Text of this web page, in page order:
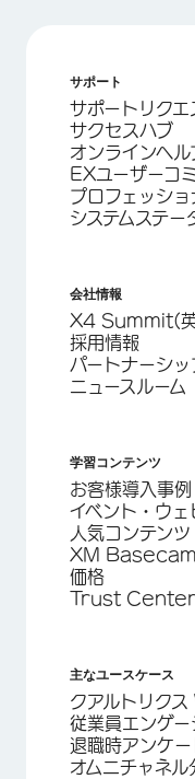
サポート
サポートリク
サクセスハブ
オンラインヘル
EXユーザーコ
プロフェッショ
システムステー
会社情報
X4 Summit(
採用情報
パートナーシッ
ニュースルーム
学習コンテンツ
お客様導入事例
イベント・ウェ
人気コンテンツ
XM
価格
Trust
主なユースケース
クアルトリク
従業員エンゲー
退職時アンケ
オムニチャネル